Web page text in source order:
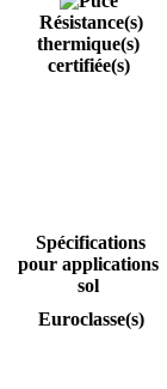
Résistance(s)
thermique(s)
certifiée(s)
Spécifications
pour applications
sol
Euroclasse(s)